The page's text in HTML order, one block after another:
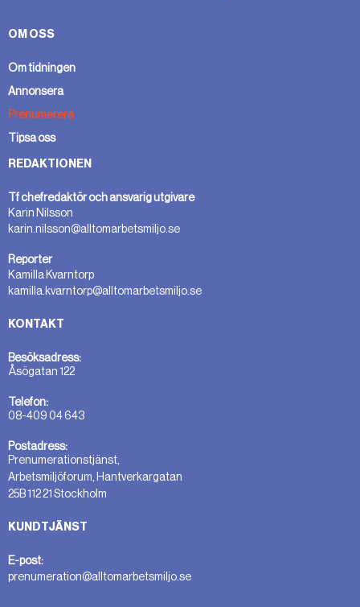
OM OSS
Om tidningen
Annonsera
Prenumerera
Tipsa oss
REDAKTIONEN
Tf chefredaktör och ansvarig utgivare
Karin Nilsson
karin.nilsson@alltomarbetsmiljo.se
Reporter
Kamilla Kvarntorp
kamilla.kvarntorp@alltomarbetsmiljo.se
KONTAKT
Besöksadress:
Åsögatan 122
Telefon:
08-409 04 643
Postadress:
Prenumerationstjänst,
Arbetsmiljöforum, Hantverkargatan
25B 112 21 Stockholm
KUNDTJÄNST
E-post:
prenumeration@alltomarbetsmiljo.se